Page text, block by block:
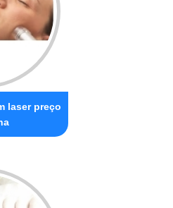
laser preço